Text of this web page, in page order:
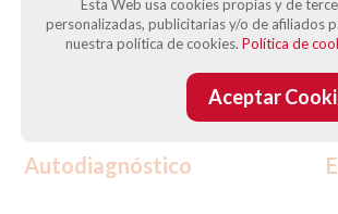
Autodiagnóstico
Esta Web usa cookies propias y de
personalizadas, publicitarias y/o de afiliados
nuestra política de cookies. Política de
Aceptar